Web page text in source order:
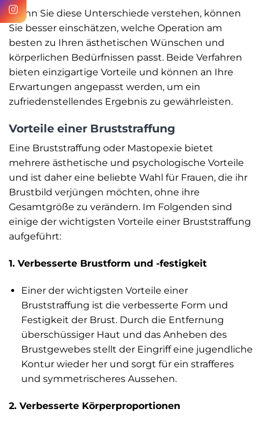
Wenn Sie diese Unterschiede verstehen, können
Sie besser einschätzen, welche Operation am
besten zu Ihren ästhetischen Wünschen und
körperlichen Bedürfnissen passt. Beide Verfahren
bieten einzigartige Vorteile und können an Ihre
Erwartungen angepasst werden, um ein
zufriedenstellendes Ergebnis zu gewährleisten.
Vorteile einer Bruststraffung
Eine Bruststraffung oder Mastopexie bietet
mehrere ästhetische und psychologische Vorteile
und ist daher eine beliebte Wahl für Frauen, die ihr
Brustbild verjüngen möchten, ohne ihre
Gesamtgröße zu verändern. Im Folgenden sind
einige der wichtigsten Vorteile einer Bruststraffung
aufgeführt:
1. Verbesserte Brustform und -festigkeit
Einer der wichtigsten Vorteile einer
Bruststraffung ist die verbesserte Form und
Festigkeit der Brust. Durch die Entfernung
überschüssiger Haut und das Anheben des
Brustgewebes stellt der Eingriff eine jugendliche
Kontur wieder her und sorgt für ein strafferes
und symmetrischeres Aussehen.
2. Verbesserte Körperproportionen